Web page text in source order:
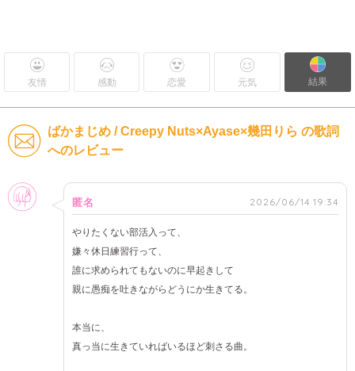
友情 感動 恋愛 元気 結果
ばかまじめ / Creepy Nuts×Ayase×幾田りら の歌詞
へのレビュー
女性
匿名 2026/06/14 19:34
やりたくない部活入って、
嫌々休日練習行って、
誰に求められてもないのに早起きして
親に愚痴を吐きながらどうにか生きてる。
本当に、
真っ当に生きていればいるほど刺さる曲。